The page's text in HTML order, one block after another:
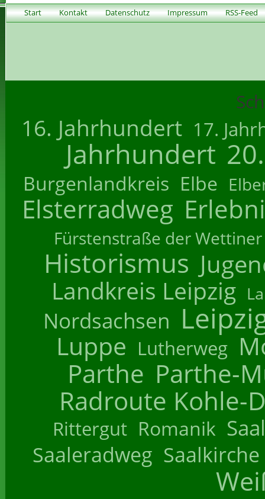
Start Kontakt Datenschutz Impressum RSS-Feed
16. Jahrhundert 17.
Jahrhundert
Burgenlandkreis Elbe
Elsterradweg
Fürstenstraße der Wettiner
Historismus
Landkreis Leipzig
Nordsachsen
Luppe Lutherweg
Parthe Parthe-
Radroute Kohle-
Rittergut Romanik
Saaleradweg Saalkirche